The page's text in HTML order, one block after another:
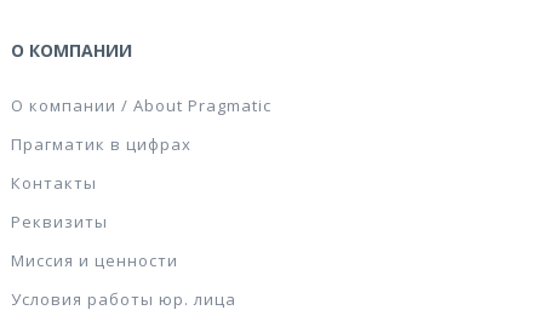
О КОМПАНИИ
О компании / About Pragmatic
Прагматик в цифрах
Контакты
Реквизиты
Миссия и ценности
Условия работы юр. лица